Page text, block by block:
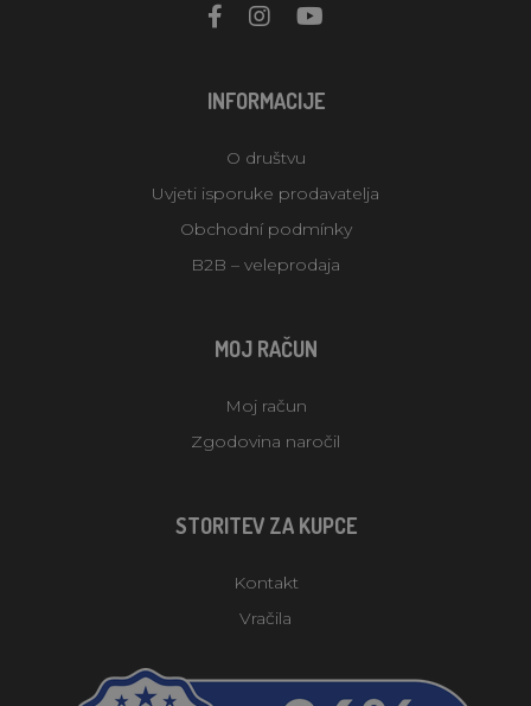
INFORMACIJE
O društvu
Uvjeti isporuke prodavatelja
Obchodní podmínky
B2B – veleprodaja
MOJ RAČUN
Moj račun
Zgodovina naročil
STORITEV ZA KUPCE
Kontakt
Vračila